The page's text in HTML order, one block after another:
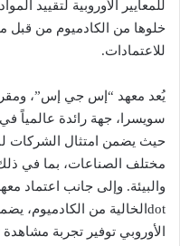
خلوها من الكادميوم من
للاعتمادات.
يُعد معهد “إس جي إس”،
سويسرا، جهة رائدة عالمياً
حيث يضمن امتثال الشركات
مختلف الصناعات، بما في ذلك
الأوروبي توفير تجربة مشاهدة